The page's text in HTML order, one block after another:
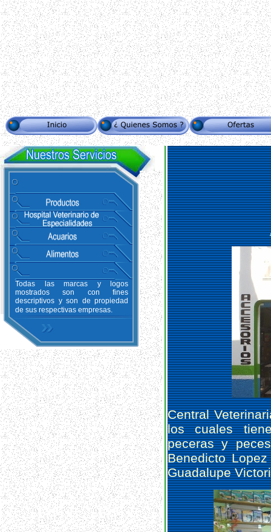
Todas las marcas y logos
mostrados son con fines
descriptivos y son de propiedad
de sus respectivas empresas.
Central
los cuales
peceras y
Benedicto
Guadalupe